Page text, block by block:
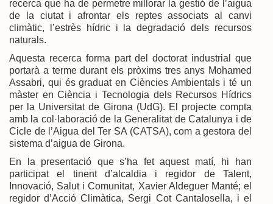
recerca que ha de permetre millorar la gestió de l’aigua
de la ciutat i afrontar els reptes associats al canvi
climàtic, l’estrès hídric i la degradació dels recursos
naturals.
Aquesta recerca forma part del doctorat industrial que
portarà a terme durant els pròxims tres anys Mohamed
Assabri, qui és graduat en Ciències Ambientals i té un
màster en Ciència i Tecnologia dels Recursos Hídrics
per la Universitat de Girona (UdG). El projecte compta
amb la col·laboració de la Generalitat de Catalunya i de
Cicle de l’Aigua del Ter SA (CATSA), com a gestora del
sistema d’aigua de Girona.
En la presentació que s’ha fet aquest matí, hi han
participat el tinent d’alcaldia i regidor de Talent,
Innovació, Salut i Comunitat, Xavier Aldeguer Manté; el
regidor d’Acció Climàtica, Sergi Cot Cantalosella, i el